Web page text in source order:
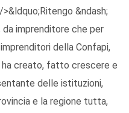
&ndash;
imprenditore che per
della Confapi,
ha creato, fatto crescere e
delle istituzioni,
e la regione tutta,